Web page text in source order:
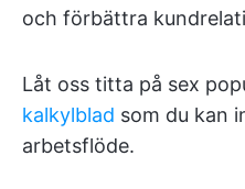
och förbättra
Låt oss titta på sex
kalkylblad som du kan
arbetsflöde.